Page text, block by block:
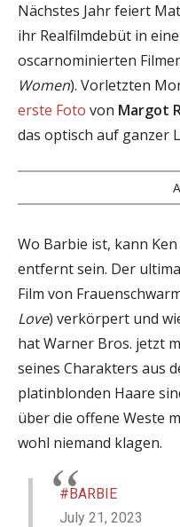
Nächstes Jahr feiert
ihr Realfilmdebüt in
oscarnominierten
Women). Vorletzten
erste Foto von Margot
das optisch auf ganzer
Wo Barbie ist, kann
entfernt sein. Der
Film von
Love) verkörpert und
hat Warner Bros. jetzt
seines Charakters aus
platinblonden Haare
über die offene Weste
wohl niemand klagen.
#BARBIE
July 21, 2023